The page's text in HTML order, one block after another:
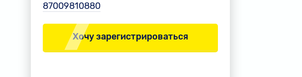
87009810880
Хочу зарегистрироваться